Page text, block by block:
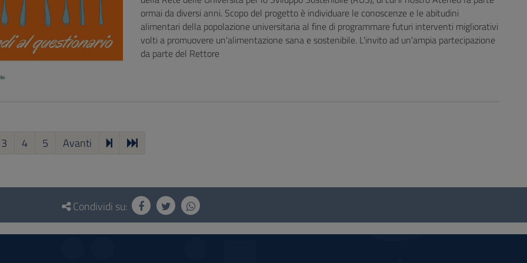
ormai da diversi anni. Scopo del progetto è individuare le conoscenze e le abitudini
alimentari della popolazione universitaria al fine di programmare futuri interventi migliorativi
volti a promuovere un'alimentazione sana e sostenibile. L'invito ad un'ampia partecipazione
da parte del Rettore
3 4 5 Avanti
Condividi su: